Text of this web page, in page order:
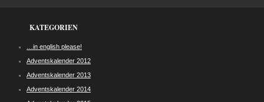
KATEGORIEN
…in english please!
Adventskalender 2012
Adventskalender 2013
Adventskalender 2014